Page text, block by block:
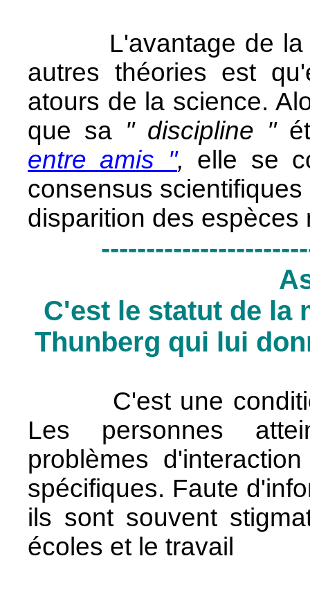
L'avantage de la
autres théories est
atours de la science.
que sa " discipline "
entre amis ", elle se
consensus
disparition des espèces
C'est le statut de la
Thunberg qui lui
C'est une
Les personnes
problèmes
spécifiques. Faute
ils sont souvent
écoles et le travail